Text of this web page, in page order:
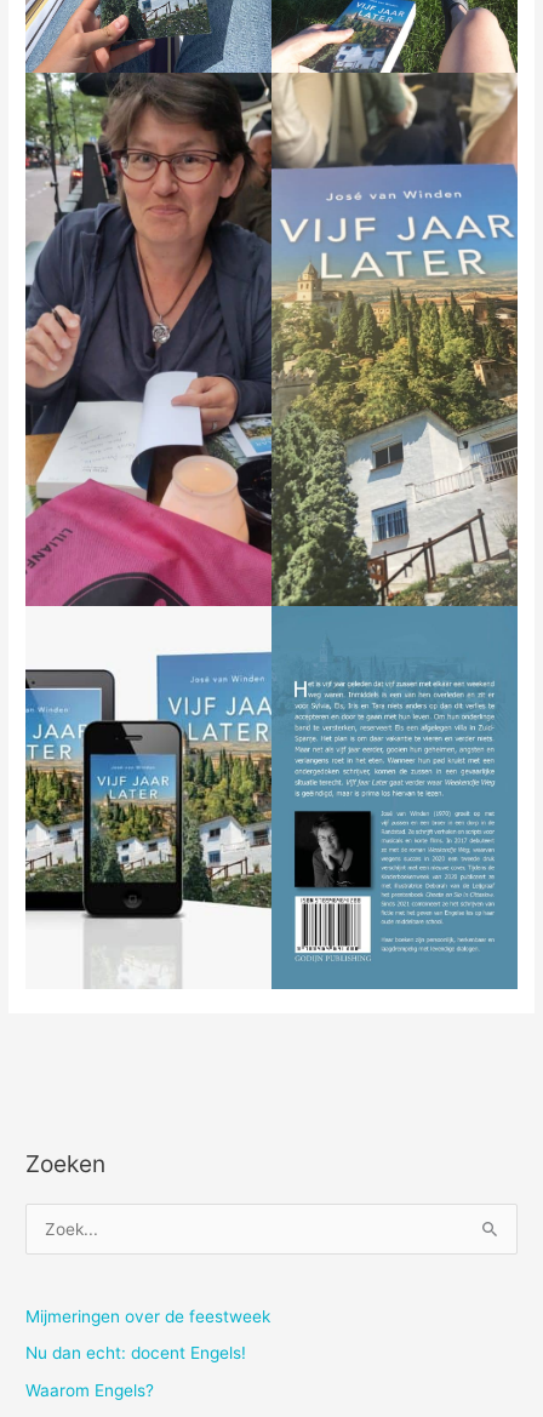
Zoeken
o
k
n
a
Mijmeringen over de feestweek
Nu dan echt: docent Engels!
Waarom Engels?